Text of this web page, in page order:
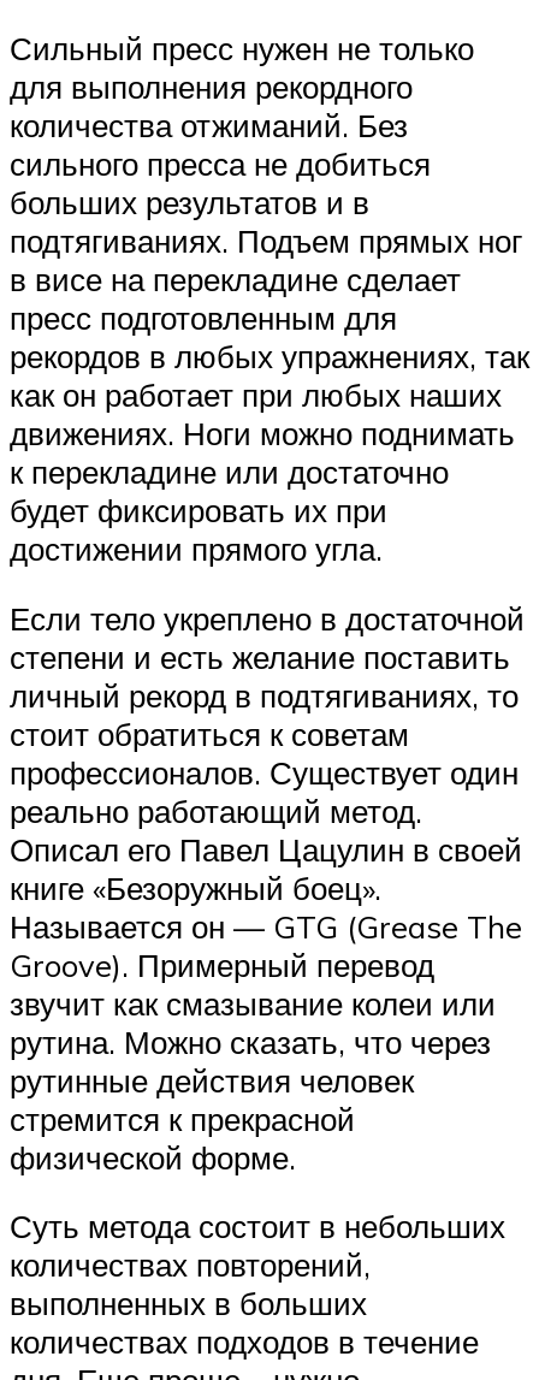
Сильный пресс нужен не только
для выполнения рекордного
количества отжиманий. Без
сильного пресса не добиться
больших результатов и в
подтягиваниях. Подъем прямых ног
в висе на перекладине сделает
пресс подготовленным для
рекордов в любых упражнениях, так
как он работает при любых наших
движениях. Ноги можно поднимать
к перекладине или достаточно
будет фиксировать их при
достижении прямого угла.
Если тело укреплено в достаточной
степени и есть желание поставить
личный рекорд в подтягиваниях, то
стоит обратиться к советам
профессионалов. Существует один
реально работающий метод.
Описал его Павел Цацулин в своей
книге «Безоружный боец».
Называется он — GTG (Grease The
Groove). Примерный перевод
звучит как смазывание колеи или
рутина. Можно сказать, что через
рутинные действия человек
стремится к прекрасной
физической форме.
Суть метода состоит в небольших
количествах повторений,
выполненных в больших
количествах подходов в течение